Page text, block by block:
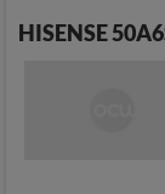
HISENSE